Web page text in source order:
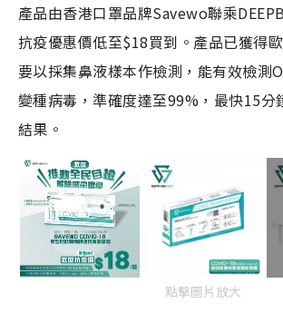
產品由香港口罩品牌Savewo聯乘
抗疫優惠價低至$18買到。產品已獲得
要以採集鼻液樣本作檢測，能有效檢
變種病毒，準確度達至99%，最快15分
結果。
點擊圖片放大